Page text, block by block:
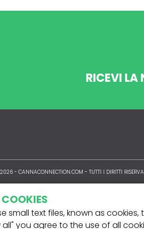
RICEVI LA
-CANNACONNECTION.COM - TUTTI I DIRITTI
small text files, known as
all" you agree to the use of all